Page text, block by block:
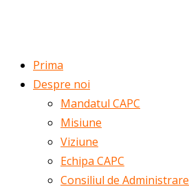
Prima
Despre noi
Mandatul CAPC
Misiune
Viziune
Echipa CAPC
Consiliul de Administrare